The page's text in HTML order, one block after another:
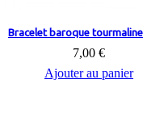
Ajouter au panier
Bracelet baroque
7,00 €